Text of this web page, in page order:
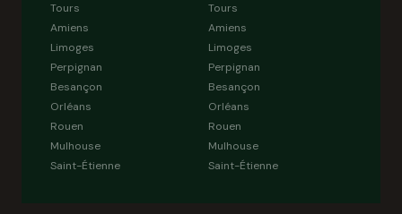
Tours
Amiens
Limoges
Perpignan
Besançon
Orléans
Rouen
Mulhouse
Saint-Étienne
Tours
Amiens
Limoges
Perpignan
Besançon
Orléans
Rouen
Mulhouse
Saint-Étienne